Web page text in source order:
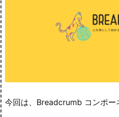
今回は、Breadcrumb コンポー